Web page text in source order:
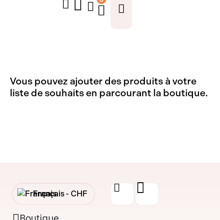
Vous pouvez ajouter des produits à votre
liste de souhaits en parcourant la boutique.
Français - CHF
English -